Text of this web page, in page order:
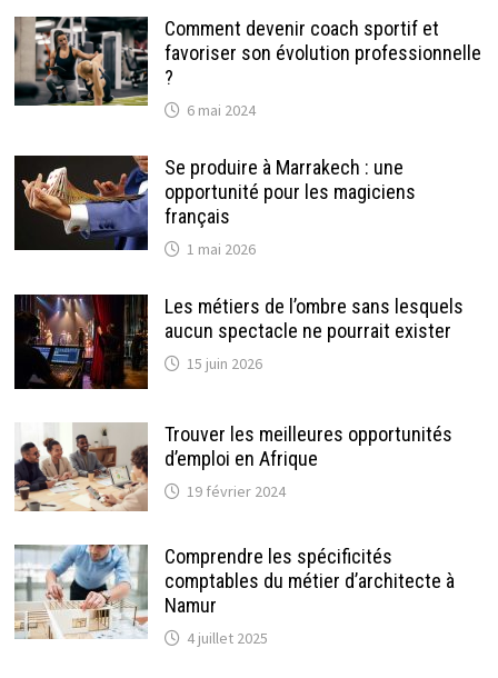
Comment devenir coach sportif et
favoriser son évolution professionnelle
?
6 mai 2024
Se produire à Marrakech : une
opportunité pour les magiciens
français
1 mai 2026
Les métiers de l’ombre sans lesquels
aucun spectacle ne pourrait exister
15 juin 2026
Trouver les meilleures opportunités
d’emploi en Afrique
19 février 2024
Comprendre les spécificités
comptables du métier d’architecte à
Namur
4 juillet 2025